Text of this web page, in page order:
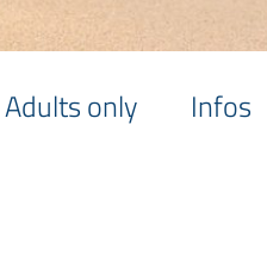
Adults only Infos